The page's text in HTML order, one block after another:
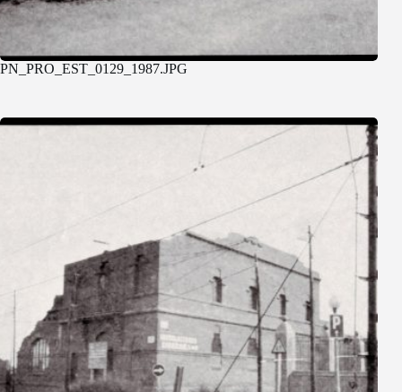
PN_PRO_EST_0129_1987.JPG